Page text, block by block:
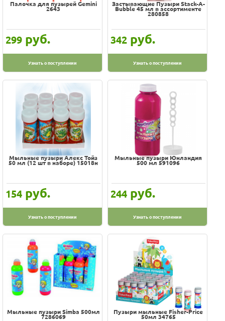
Палочка для пузырей Gemini
2643
299 руб.
Узнать о поступлении
Застывающие Пузыри Stack-A-
Bubble 45 мл в ассортименте
280858
342 руб.
Узнать о поступлении
Мыльные пузыри Алекс Тойз
50 мл (12 шт в наборе) 15018н
154 руб.
Узнать о поступлении
Мыльные пузыри Юнландия
500 мл 591096
244 руб.
Узнать о поступлении
Мыльные пузыри Simba 500мл
7286069
Пузыри мыльные Fisher-Price
50мл 34765